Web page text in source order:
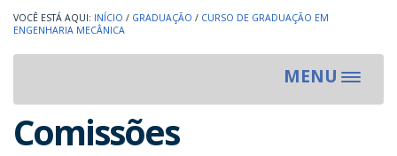
INÍCIO / GRADUAÇÃO / CURSO DE GRADUAÇÃO EM
ENGENHARIA MECÂNICA
MENU
Toggle
Comissões